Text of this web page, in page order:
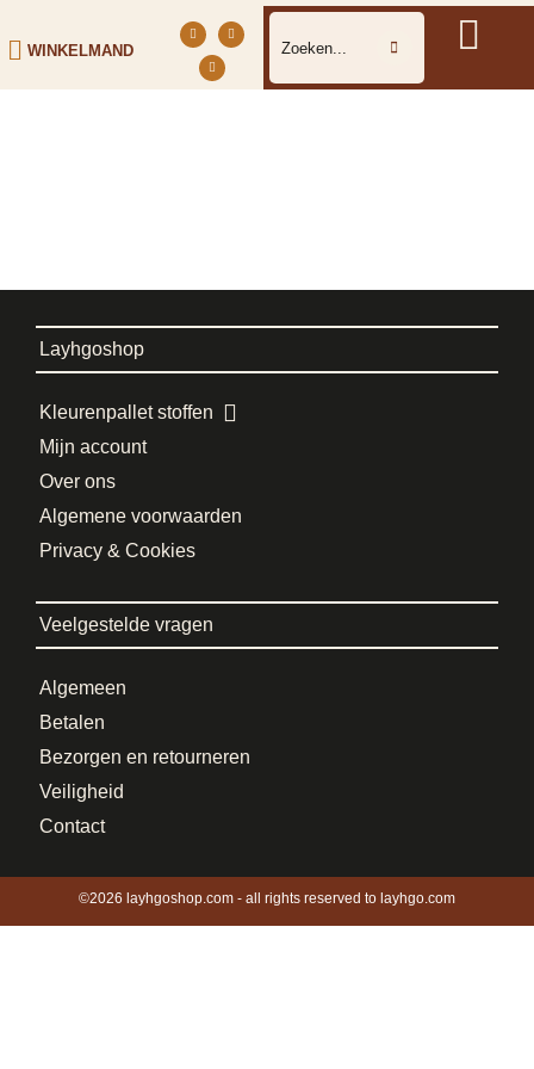
WINKELMAND
Layhgoshop
Kleurenpallet stoffen
Mijn account
Over ons
Algemene voorwaarden
Privacy & Cookies
Veelgestelde vragen
Algemeen
Betalen
Bezorgen en retourneren
Veiligheid
Contact
©2026 layhgoshop.com - all rights reserved to layhgo.com